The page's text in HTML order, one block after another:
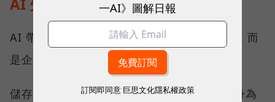
AI 先改寫儲存架構
AI 帶來的第一個變化，不只是運算能力提高，而
是企業必須重新決定資料放在哪裡。
儲存架構大致分為雲端與地端兩塊，QNAP 身為
一AI》圖解日報
訂閱即同意 巨思文化隱私權政策